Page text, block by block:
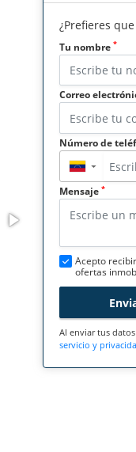
¿Prefieres
Tu nombre *
Correo
Número de
▼
Mensaje *
Acepto
ofertas
Al enviar tus
servicio y